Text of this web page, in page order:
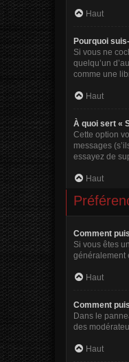
Haut
Pourquoi
Si vous ne
quelqu’un
comme une
Haut
À quoi sert «
Cette option
messages
essayez de
Haut
Comment
Si vous êtes
généralement
Haut
Comment
Dans le
des
Haut